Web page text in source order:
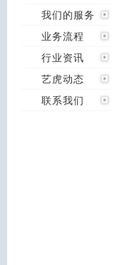
我们的服务
业务流程
行业资讯
艺虎动态
联系我们